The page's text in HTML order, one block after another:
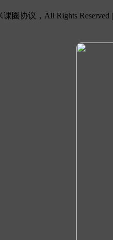
圈协议，All Rights Reserved |